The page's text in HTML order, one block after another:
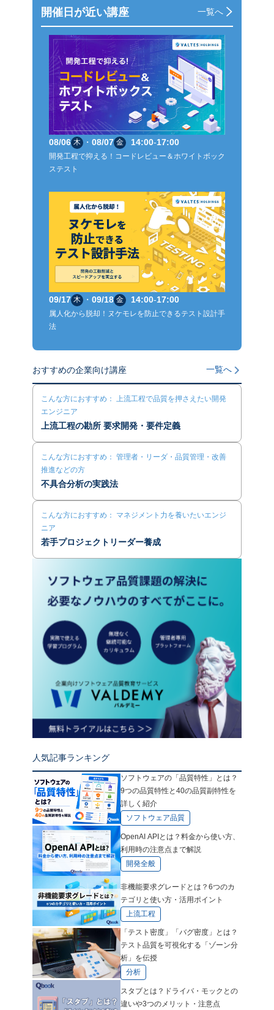
開催日が近い講座 一覧へ
08/06 木 ・ 08/07 金 14:00-17:00
開発工程で抑える！コードレビュー＆ホワイトボック
ステスト
09/17 木 ・ 09/18 金 14:00-17:00
属人化から脱却！ヌケモレを防止できるテスト設計手
法
おすすめの企業向け講座 一覧へ
こんな方におすすめ： 上流工程で品質を押さえたい開発
エンジニア
上流工程の勘所 要求開発・要件定義
こんな方におすすめ： 管理者・リーダ・品質管理・改善
推進などの方
不具合分析の実践法
こんな方におすすめ： マネジメント力を養いたいエンジ
ニア
若手プロジェクトリーダー養成
人気記事ランキング
ソフトウェアの「品質特性」とは？
9つの品質特性と40の品質副特性を
詳しく紹介
ソフトウェア品質
OpenAI APIとは？料金から使い方、
利用時の注意点まで解説
開発全般
非機能要求グレードとは？6つのカ
テゴリと使い方・活用ポイント
上流工程
「テスト密度」「バグ密度」とは？
テスト品質を可視化する「ゾーン分
析」を伝授
分析
スタブとは？ドライバ・モックとの
違いや3つのメリット・注意点